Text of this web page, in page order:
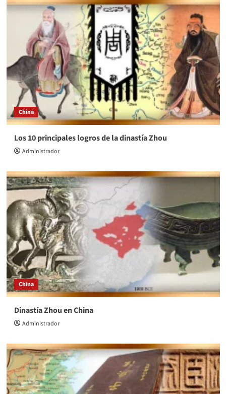
China
Los 10 principales logros de la dinastía Zhou
Administrador
China
Dinastía Zhou en China
Administrador